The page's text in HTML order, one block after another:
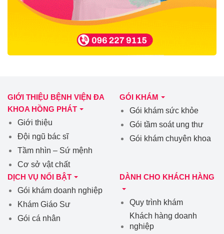
GIỚI THIỆU BỆNH VIỆN ĐA
KHOA HỒNG PHÁT
Giới thiệu
Đội ngũ bác sĩ
Tầm nhìn – Sứ mệnh
Cơ sở vật chất
GÓI KHÁM
Gói khám sức khỏe
Gói tầm soát ung thư
Gói khám chuyên khoa
DỊCH VỤ NỔI BẬT
Gói khám doanh nghiệp
Khám Giáo Sư
Gói cá nhân
DÀNH CHO KHÁCH HÀNG
Quy trình khám
Khách hàng doanh
nghiệp